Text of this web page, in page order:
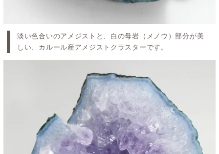
淡い色合いのアメジストと、白の母岩（メノウ）部分が美
しい、カルール産アメジストクラスターです。